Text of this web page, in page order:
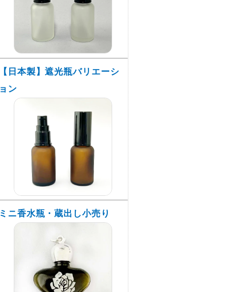
【日本製】遮光瓶バリエーシ
ョン
ミニ香水瓶・蔵出し小売り